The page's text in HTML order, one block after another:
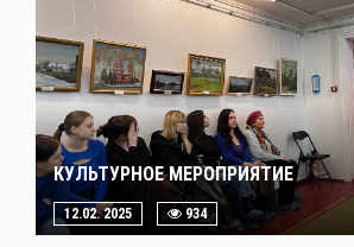
КУЛЬТУРНОЕ МЕРОПРИЯТИЕ
12.02. 2025 934